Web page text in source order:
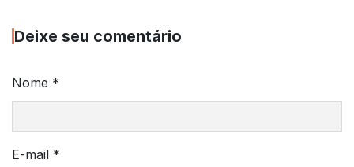
Deixe seu comentário
Nome *
E-mail *